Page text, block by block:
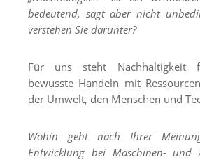
bedeutend, sagt aber nicht
verstehen Sie darunter?
Für uns steht Nachhaltigkeit
bewusste Handeln mit
der Umwelt, den Menschen und
Wohin geht nach Ihrer
Entwicklung bei Maschinen- und